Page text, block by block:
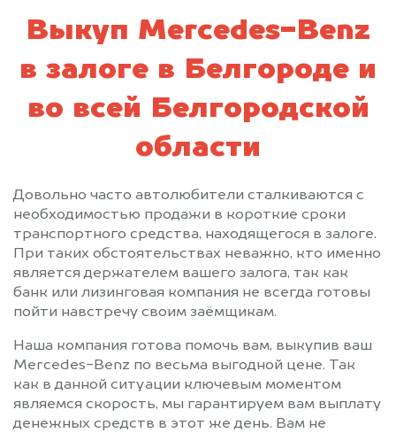
Выкуп Mercedes-Benz
в залоге в Белгороде и
во всей Белгородской
области
Довольно часто автолюбители сталкиваются с
необходимостью продажи в короткие сроки
транспортного средства, находящегося в залоге.
При таких обстоятельствах неважно, кто именно
является держателем вашего залога, так как
банк или лизинговая компания не всегда готовы
пойти навстречу своим заёмщикам.
Наша компания готова помочь вам, выкупив ваш
Mercedes-Benz по весьма выгодной цене. Так
как в данной ситуации ключевым моментом
являемся скорость, мы гарантируем вам выплату
денежных средств в этот же день. Вам не